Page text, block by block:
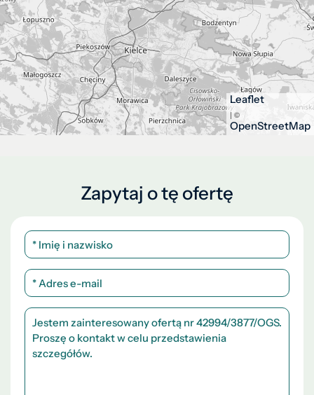
Leaflet
| ©
OpenStreetMap
Zapytaj o tę ofertę